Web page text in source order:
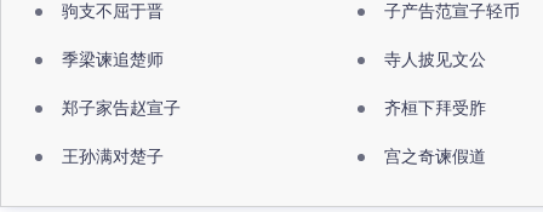
驹支不屈于晋 子产告范宣子轻币
季梁谏追楚师 寺人披见文公
郑子家告赵宣子 齐桓下拜受胙
王孙满对楚子 宫之奇谏假道